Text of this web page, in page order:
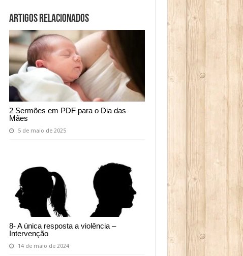
Artigos relacionados
2 Sermões em PDF para o Dia das
Mães
5 de maio de 2025
8- A única resposta a violência –
Intervenção
14 de maio de 2024